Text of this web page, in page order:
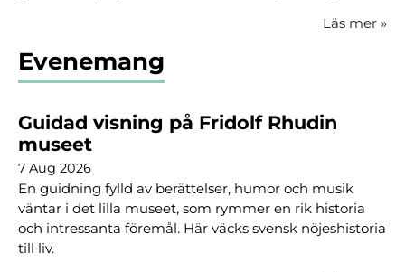
Läs mer »
Evenemang
Guidad visning på Fridolf Rhudin
museet
7 Aug 2026
En guidning fylld av berättelser, humor och musik
väntar i det lilla museet, som rymmer en rik historia
och intressanta föremål. Här väcks svensk nöjeshistoria
till liv.